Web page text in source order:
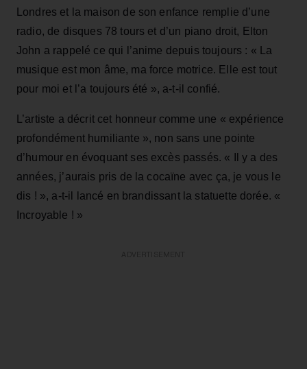
Londres et la maison de son enfance remplie d’une
radio, de disques 78 tours et d’un piano droit, Elton
John a rappelé ce qui l’anime depuis toujours : « La
musique est mon âme, ma force motrice. Elle est tout
pour moi et l’a toujours été », a‑t‑il confié.
L’artiste a décrit cet honneur comme une « expérience
profondément humiliante », non sans une pointe
d’humour en évoquant ses excès passés. « Il y a des
années, j’aurais pris de la cocaïne avec ça, je vous le
dis ! », a‑t‑il lancé en brandissant la statuette dorée. «
Incroyable ! »